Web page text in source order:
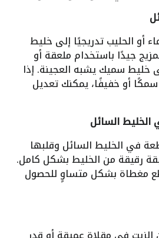
أو الحليب تدريجيًا إلى خليط
جيدًا باستخدام ملعقة أو
سميك يشبه العجينة. إذا
أو خفيفًا، يمكنك تعديل
في الخليط السائل وقلبها
رقيقة من الخليط بشكل كامل.
مغطاة بشكل متساوٍ للحصول